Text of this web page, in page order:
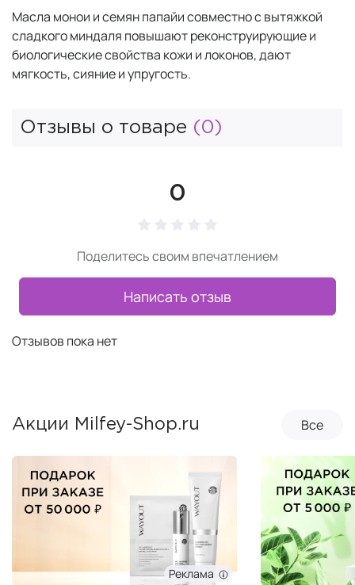
Масла монои и семян папайи совместно с вытяжкой
сладкого миндаля повышают реконструирующие и
биологические свойства кожи и локонов, дают
мягкость, сияние и упругость.
Отзывы о товаре (0)
0
Поделитесь своим впечатлением
Написать отзыв
Отзывов пока нет
Акции Milfey-Shop.ru Все
Реклама